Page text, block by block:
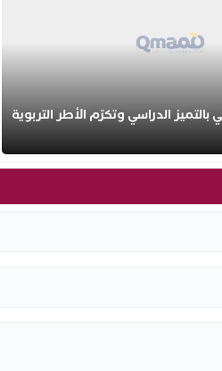
الدراسي وتكرّم الأطر التربوية